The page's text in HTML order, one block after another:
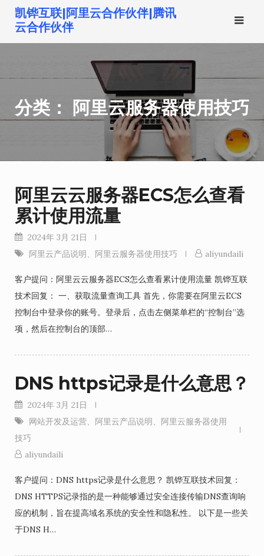
到
凯铧互联|阿里云合作伙伴|腾讯
云合作伙伴
分类： 阿里云服务器使用技巧
阿里云云服务器ECS怎么查看
累计使用流量
2024年 3月 21日
阿里云产品说明、 阿里云服务器使用技巧 aliyundaili
客户提问：阿里云云服务器ECS怎么查看累计使用流量 凯铧互联
技术回复： 一、获取流量查询工具 首先，你需要在阿里云ECS
控制台中登录你的账号。登录后，点击左侧菜单栏的“控制台”选
项，然后在控制台的顶部…
DNS https记录是什么意思？
2024年 3月 21日
网站开发及运营、 阿里云产品说明、 阿里云服务器使用
技巧
aliyundaili
客户提问：DNS https记录是什么意思？ 凯铧互联技术回复：
DNS HTTPS记录指的是一种能够通过安全连接传输DNS查询响
应的机制，旨在提高域名系统的安全性和隐私性。 以下是一些关
于DNS H…